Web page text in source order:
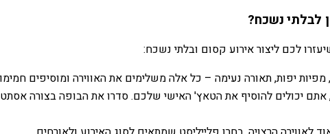
לבלתי נשכח?
לכם ליצור אירוע קסום ובלתי נשכח:
יפות, תאורה נעימה – כל אלה משלימים את האווירה ומוסיפים
יכולים להוסיף את הטאץ' האישי שלכם. סדרו את הבופה בצורה